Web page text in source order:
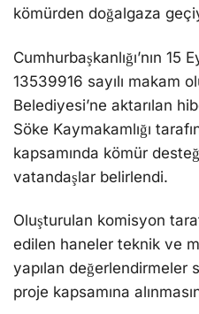
kömürden doğalgaza
Cumhurbaşkanlığı’nın
13539916 sayılı makam
Belediyesi’ne aktarılan
Söke Kaymakamlığı
kapsamında kömür
vatandaşlar belirlendi.
Oluşturulan komisyon
edilen haneler teknik ve
yapılan değerlendirmeler
proje kapsamına